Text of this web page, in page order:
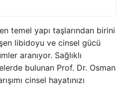
temel yapı taşlarından birini
libidoyu ve cinsel gücü
aranıyor. Sağlıklı
bulunan Prof. Dr. Osman
cinsel hayatınızı